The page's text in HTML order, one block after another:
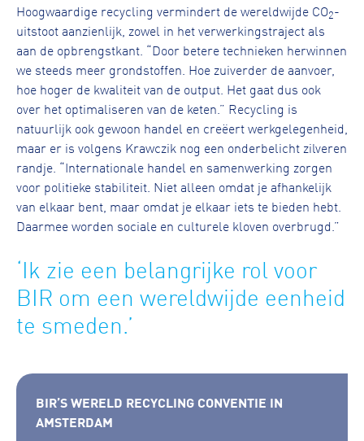
Hoogwaardige recycling vermindert de wereldwijde CO2-
uitstoot aanzienlijk, zowel in het verwerkingstraject als
aan de opbrengstkant. “Door betere technieken herwinnen
we steeds meer grondstoffen. Hoe zuiverder de aanvoer,
hoe hoger de kwaliteit van de output. Het gaat dus ook
over het optimaliseren van de keten.” Recycling is
natuurlijk ook gewoon handel en creëert werkgelegenheid,
maar er is volgens Krawczik nog een onderbelicht zilveren
randje. “Internationale handel en samenwerking zorgen
voor politieke stabiliteit. Niet alleen omdat je afhankelijk
van elkaar bent, maar omdat je elkaar iets te bieden hebt.
Daarmee worden sociale en culturele kloven overbrugd.”
‘Ik zie een belangrijke rol voor
BIR om een wereldwijde eenheid
te smeden.’
BIR’S WERELD RECYCLING CONVENTIE IN
AMSTERDAM